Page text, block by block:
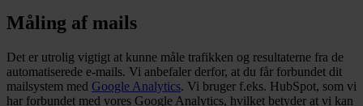
Måling af mails
Det er utrolig vigtigt at kunne måle trafikken og resultaterne fra de
automatiserede e-mails. Vi anbefaler derfor, at du får forbundet dit
mailsystem med Google Analytics. Vi bruger f.eks. HubSpot, som vi
har forbundet med vores Google Analytics, hvilket betyder at vi kan